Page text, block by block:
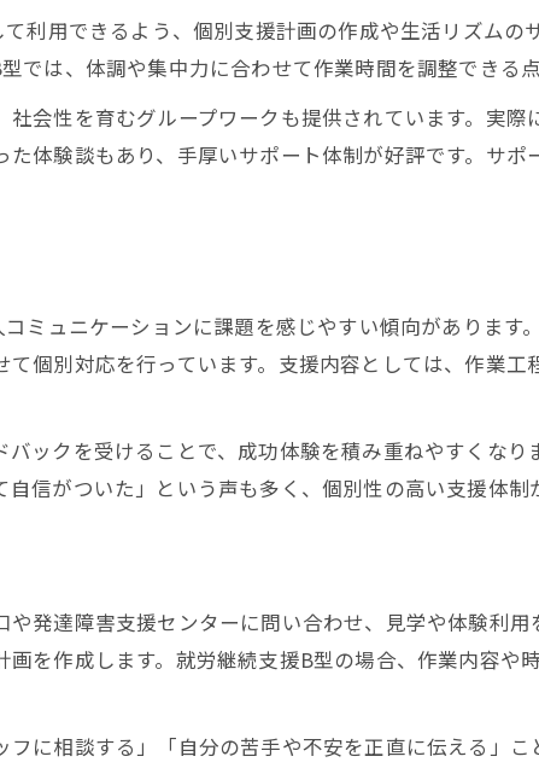
B型支援の就労支援で得られる利点
ADHD傾向に合うB型支援活用法
B型支援のメリットと利用時の課題
就労支援選びで重視すべき注意点
ADHD傾向でも安心できる職場づくり
就労支援活用で実現する多様な働き方
就労支援と地域資源を活かすポイント
利用できるよう、個別支援計画の作成や生活リズムの
では、体調や集中力に合わせて作業時間を調整できる点
会性を育むグループワークも提供されています。実際
体験談もあり、手厚いサポート体制が好評です。サ
ミュニケーションに課題を感じやすい傾向があります
個別対応を行っています。支援内容としては、作業
ックを受けることで、成功体験を積み重ねやすくなり
信がついた」という声も多く、個別性の高い支援体制
発達障害支援センターに問い合わせ、見学や体験利用
を作成します。就労継続支援B型の場合、作業内容や
に相談する」「自分の苦手や不安を正直に伝える」